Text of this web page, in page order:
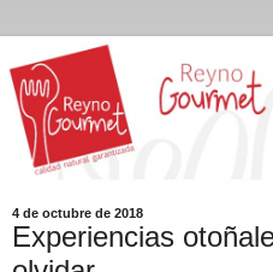
4 de octubre de 2018
Experiencias